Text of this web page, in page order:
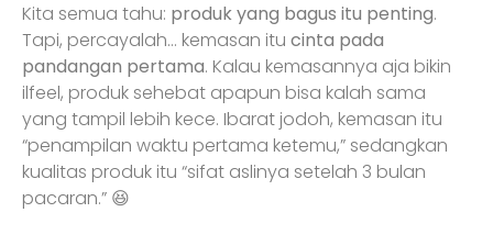
Kita semua tahu: produk yang bagus itu penting.
Tapi, percayalah… kemasan itu cinta pada
pandangan pertama. Kalau kemasannya aja bikin
ilfeel, produk sehebat apapun bisa kalah sama
yang tampil lebih kece. Ibarat jodoh, kemasan itu
“penampilan waktu pertama ketemu,” sedangkan
kualitas produk itu “sifat aslinya setelah 3 bulan
pacaran.” 😆